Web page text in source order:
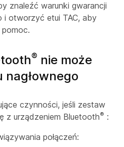
znaleźć warunki gwarancji
i otworzyć etui TAC, aby
® nie może
czynności, jeśli zestaw
z urządzeniem Bluetooth® :
połączeń: